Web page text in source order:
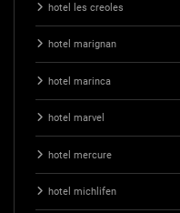
hotel les creoles
hotel marignan
hotel marinca
hotel marvel
hotel mercure
hotel michlifen